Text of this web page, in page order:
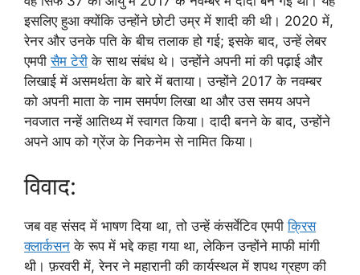
इसलिए हुआ क्योंकि उन्होंने छोटी उम्र में शादी की थी। 2020 में,
रेनर और उनके पति के बीच तलाक हो गई; इसके बाद, उन्हें लेबर
एमपीसैम टेरी के साथ संबंध थे। उन्होंने अपनी मां की पढ़ाई और
लिखाई में असमर्थता के बारे में बताया। उन्होंने 2017 के नवम्बर
को अपनी माता के नाम समर्पण लिखा था और उस समय अपने
नवजात नन्हें आतिथ्य में स्वागत किया। दादी बनने के बाद, उन्होंने
अपने आप को ग्रेंज के निकनेम से नामित किया।
विवाद:
जब वह संसद में भाषण दिया था, तो उन्हें कंसर्वेटिव एमपीक्रिस
क्लार्कसन के रूप में भद्दे कहा गया था, लेकिन उन्होंने माफी मांगी
थी। फ़रवरी में, रेनर ने महारानी की कार्यस्थल में शपथ ग्रहण की